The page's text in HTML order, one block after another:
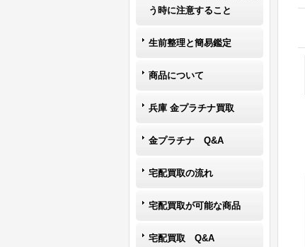
う時に注意すること
生前整理と簡易鑑定
商品について
兵庫 金プラチナ買取
金プラチナ Q&A
宅配買取の流れ
宅配買取が可能な商品
宅配買取 Q&A